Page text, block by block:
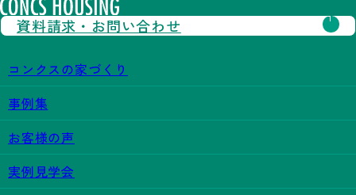
コンクスの家づくり
事例集
お客様の声
実例見学会
資料請求・ お問い合わせ